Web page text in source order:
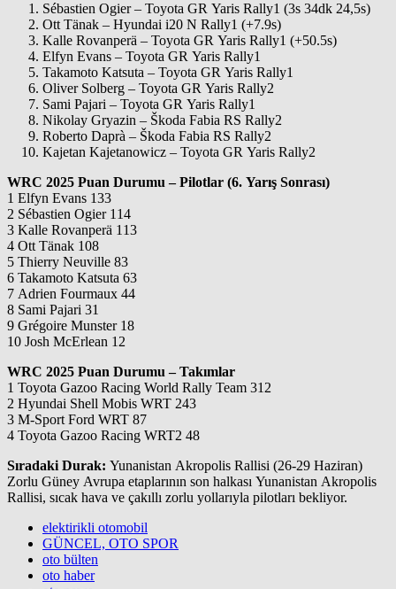
Sébastien Ogier – Toyota GR Yaris Rally1 (3s 34dk 24,5s)
Ott Tänak – Hyundai i20 N Rally1 (+7.9s)
Kalle Rovanperä – Toyota GR Yaris Rally1 (+50.5s)
Elfyn Evans – Toyota GR Yaris Rally1
Takamoto Katsuta – Toyota GR Yaris Rally1
Oliver Solberg – Toyota GR Yaris Rally2
Sami Pajari – Toyota GR Yaris Rally1
Nikolay Gryazin – Škoda Fabia RS Rally2
Roberto Daprà – Škoda Fabia RS Rally2
Kajetan Kajetanowicz – Toyota GR Yaris Rally2
WRC 2025 Puan Durumu – Pilotlar (6. Yarış Sonrası)
1 Elfyn Evans 133
2 Sébastien Ogier 114
3 Kalle Rovanperä 113
4 Ott Tänak 108
5 Thierry Neuville 83
6 Takamoto Katsuta 63
7 Adrien Fourmaux 44
8 Sami Pajari 31
9 Grégoire Munster 18
10 Josh McErlean 12
WRC 2025 Puan Durumu – Takımlar
1 Toyota Gazoo Racing World Rally Team 312
2 Hyundai Shell Mobis WRT 243
3 M-Sport Ford WRT 87
4 Toyota Gazoo Racing WRT2 48
Sıradaki Durak: Yunanistan Akropolis Rallisi (26-29 Haziran)
Zorlu Güney Avrupa etaplarının son halkası Yunanistan Akropolis
Rallisi, sıcak hava ve çakıllı zorlu yollarıyla pilotları bekliyor.
elektirikli otomobil
GÜNCEL, OTO SPOR
oto bülten
oto haber